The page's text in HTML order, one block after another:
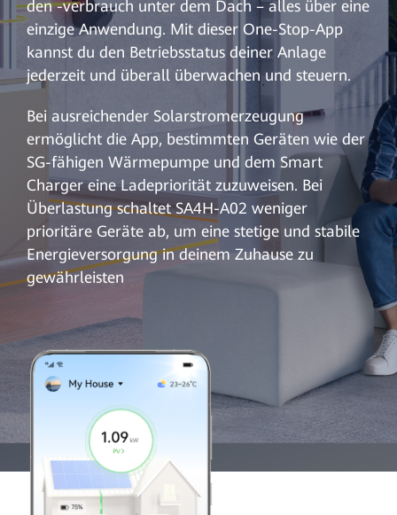
den -verbrauch unter dem Dach – alles über eine
einzige Anwendung. Mit dieser One-Stop-App
kannst du den Betriebsstatus deiner Anlage
jederzeit und überall überwachen und steuern.
Bei ausreichender Solarstromerzeugung
ermöglicht die App, bestimmten Geräten wie der
SG-fähigen Wärmepumpe und dem Smart
Charger eine Ladepriorität zuzuweisen. Bei
Überlastung schaltet SA4H-A02 weniger
prioritäre Geräte ab, um eine stetige und stabile
Energieversorgung in deinem Zuhause zu
gewährleisten